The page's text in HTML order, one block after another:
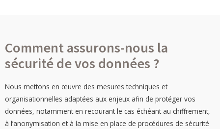
Comment assurons-nous la
sécurité de vos données ?
Nous mettons en œuvre des mesures techniques et
organisationnelles adaptées aux enjeux afin de protéger vos
données, notamment en recourant le cas échéant au chiffrement,
à l’anonymisation et à la mise en place de procédures de sécurité